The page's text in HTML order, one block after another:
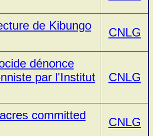
de Kibungo
CNLG
dénonce
par l'Institut
CNLG
committed
CNLG